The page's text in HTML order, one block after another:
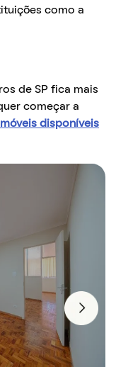
como a
de SP fica mais
começar a
disponíveis